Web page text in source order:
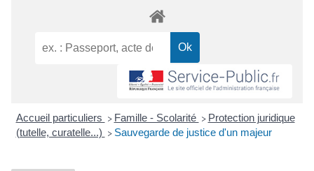
Accueil particuliers > Famille - Scolarité > Protection juridique
(tutelle, curatelle...) > Sauvegarde de justice d'un majeur